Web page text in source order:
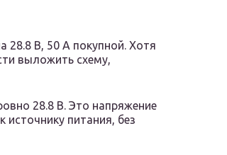
28.8 В, 50 А покупной. Хотя
выложить схему,
28.8 В. Это напряжение
питания, без